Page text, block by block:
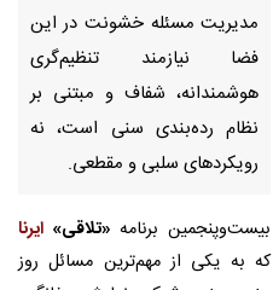
مدیریت مسئله خشونت در این
فضا نیازمند تنظیم‌گری
هوشمندانه، شفاف و مبتنی بر
نظام رده‌بندی سنی است، نه
رویکردهای سلبی و مقطعی.
بیست‌وپنجمین برنامه«تلاقی»ایرناکه
به یکی از مهم‌ترین مسائل روز هنر،